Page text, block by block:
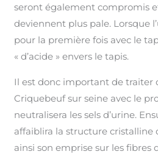
seront également compromis
deviennent plus pale. Lorsque
pour la première fois avec le
« d’acide » envers le tapis.
Il est donc important de traiter
Criquebeuf sur seine avec le
neutralisera les sels d’urine.
affaiblira la structure cristalline
ainsi son emprise sur les fibres